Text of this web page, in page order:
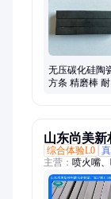
无压碳化硅陶
方条 精磨棒
山东尚美新
综合体验L0
主营： 喷火嘴
片、陶瓷喷嘴
制品圆管、炉